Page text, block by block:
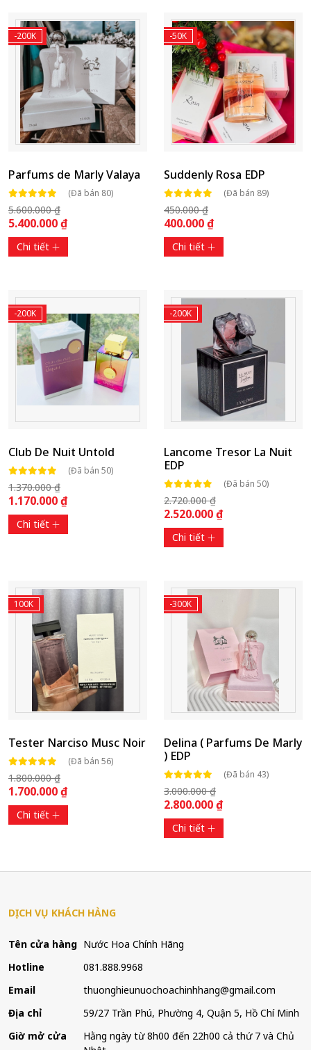
-200K
Parfums de Marly Valaya
(Đã bán 80)
5.600.000 ₫
5.400.000 ₫
Chi tiết
-50K
Suddenly Rosa EDP
(Đã bán 89)
450.000 ₫
400.000 ₫
Chi tiết
-200K
Club De Nuit Untold
(Đã bán 50)
1.370.000 ₫
1.170.000 ₫
Chi tiết
-200K
Lancome Tresor La Nuit
EDP
(Đã bán 50)
2.720.000 ₫
2.520.000 ₫
Chi tiết
100K
Tester Narciso Musc Noir
(Đã bán 56)
1.800.000 ₫
1.700.000 ₫
Chi tiết
-300K
Delina ( Parfums De Marly
) EDP
(Đã bán 43)
3.000.000 ₫
2.800.000 ₫
Chi tiết
DỊCH VỤ KHÁCH HÀNG
Tên cửa hàng Nước Hoa Chính Hãng
Hotline
081.888.9968
Email
thuonghieunuochoachinhhang@gmail.com
Địa chỉ
59/27 Trần Phú, Phường 4, Quận 5, Hồ Chí Minh
Giờ mở cửa
Hằng ngày từ 8h00 đến 22h00 cả thứ 7 và Chủ